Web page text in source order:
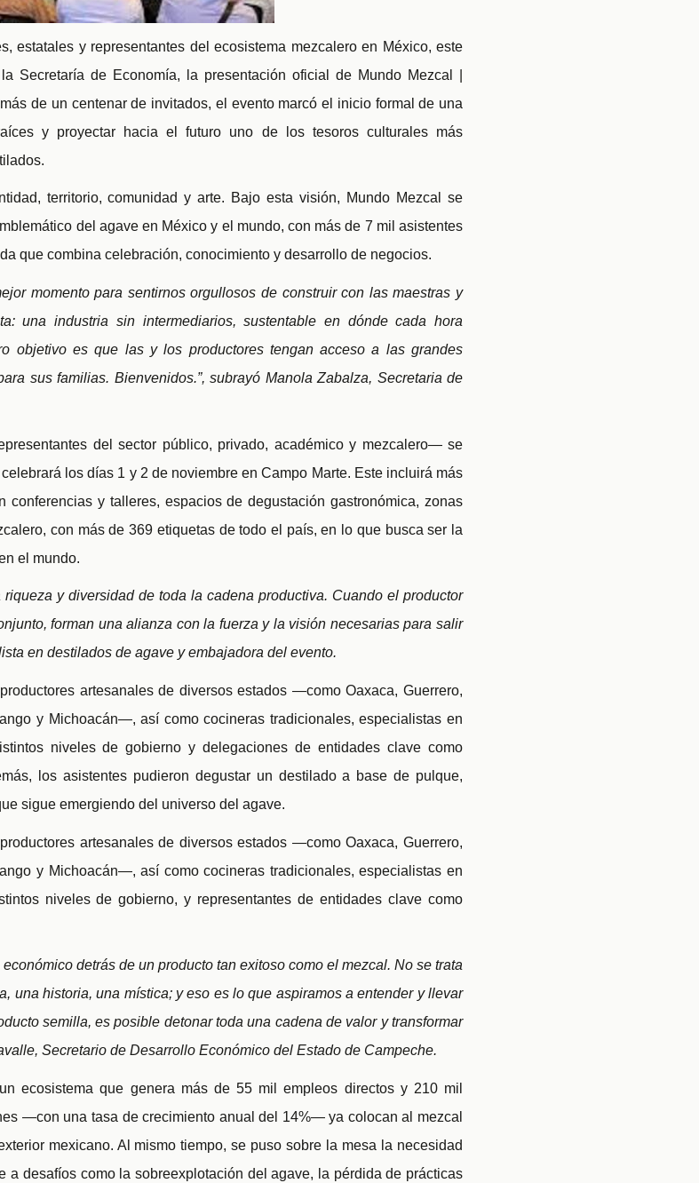
estatales y representantes del ecosistema mezcalero en México, este
Secretaría de Economía, la presentación oficial de Mundo Mezcal |
de un centenar de invitados, el evento marcó el inicio formal de una
y proyectar hacia el futuro uno de los tesoros culturales más
territorio, comunidad y arte. Bajo esta visión, Mundo Mezcal se
del agave en México y el mundo, con más de 7 mil asistentes
que combina celebración, conocimiento y desarrollo de negocios.
momento para sentirnos orgullosos de construir con las maestras y
una industria sin intermediarios, sustentable en dónde cada hora
objetivo es que las y los productores tengan acceso a las grandes
sus familias. Bienvenidos.”, subrayó Manola Zabalza, Secretaria de
del sector público, privado, académico y mezcalero— se
los días 1 y 2 de noviembre en Campo Marte. Este incluirá más
conferencias y talleres, espacios de degustación gastronómica, zonas
con más de 369 etiquetas de todo el país, en lo que busca ser la
el mundo.
y diversidad de toda la cadena productiva. Cuando el productor
forman una alianza con la fuerza y la visión necesarias para salir
en destilados de agave y embajadora del evento.
artesanales de diversos estados —como Oaxaca, Guerrero,
y Michoacán—, así como cocineras tradicionales, especialistas en
niveles de gobierno y delegaciones de entidades clave como
los asistentes pudieron degustar un destilado a base de pulque,
sigue emergiendo del universo del agave.
artesanales de diversos estados —como Oaxaca, Guerrero,
y Michoacán—, así como cocineras tradicionales, especialistas en
niveles de gobierno, y representantes de entidades clave como
detrás de un producto tan exitoso como el mezcal. No se trata
una historia, una mística; y eso es lo que aspiramos a entender y llevar
semilla, es posible detonar toda una cadena de valor y transformar
Secretario de Desarrollo Económico del Estado de Campeche.
ecosistema que genera más de 55 mil empleos directos y 210 mil
—con una tasa de crecimiento anual del 14%— ya colocan al mezcal
mexicano. Al mismo tiempo, se puso sobre la mesa la necesidad
a desafíos como la sobreexplotación del agave, la pérdida de prácticas